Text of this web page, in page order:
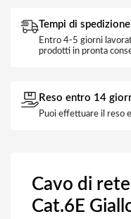
Tempi di spedizione
Entro 4-5 giorni
prodotti in pronta
Reso entro 14
Puoi effettuare il reso
Cavo di
Cat.6E